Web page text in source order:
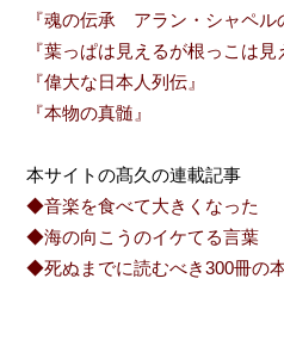
『魂の伝承 アラン・シャペル
『葉っぱは見えるが根っこは見
『偉大な日本人列伝』
『本物の真髄』
本サイトの髙久の連載記事
◆音楽を食べて大きくなった
◆海の向こうのイケてる言葉
◆死ぬまでに読むべき300冊の